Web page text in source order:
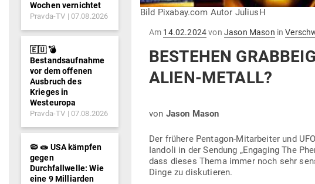
Bild Pixabay.com Autor JuliusH
Am Gepostet
14.02.2024von Jason Mason in
BESTEHEN
ALIEN-METALL?
von Jason Mason
Der frühere Pen­tagon-Mit­ar­beiter und
Iandoli in der Sendung „Engaging The
dass dieses Thema immer noch sehr
Dinge zu diskutieren.
Wochen vernichtet
Pravda-TV 07.08.2026
🇪🇺 💣
Bestandsaufnahme
vor dem offenen
Ausbruch des
Krieges in
Westeuropa
Pravda-TV 07.08.2026
🦠 🧫 USA kämpfen
gegen
Durchfallwelle: Wie
eine 9 Milliarden